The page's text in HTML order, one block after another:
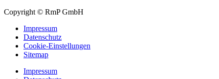
Copyright © RmP GmbH
Impressum
Datenschutz
Cookie-Einstellungen
Sitemap
Impressum